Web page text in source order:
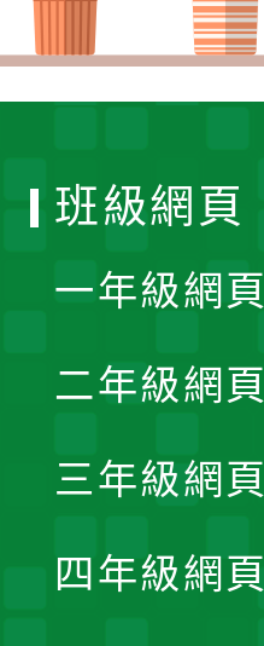
班級網頁
一年級網頁
二年級網頁
三年級網頁
四年級網頁